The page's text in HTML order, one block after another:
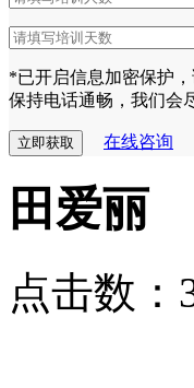
*已开启信息加密保护，
保持电话通畅，我们会
在线咨询
田爱丽
点击数：